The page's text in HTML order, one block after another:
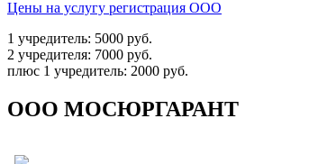
Цены на услугу регистрация ООО
1 учредитель: 5000 руб.
2 учредителя: 7000 руб.
плюс 1 учредитель: 2000 руб.
ООО МОСЮРГАРАНТ